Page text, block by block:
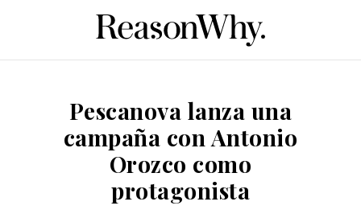
Pescanova lanza una
campaña con Antonio
Orozco como
protagonista